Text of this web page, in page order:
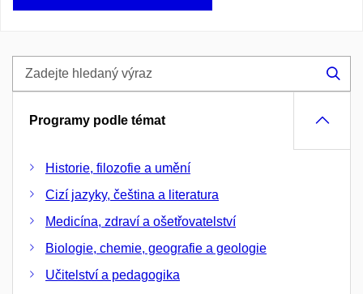
hledaný
Programy podle témat
Historie, filozofie a umění
Cizí jazyky, čeština a literatura
Medicína, zdraví a ošetřovatelství
Biologie, chemie, geografie a geologie
Učitelství a pedagogika